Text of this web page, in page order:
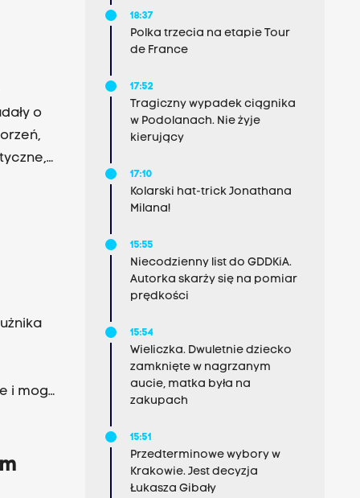
w
o
z
i mogą
diabeł
18:37
Polka trzecia na etapie Tour
de France
17:52
Tragiczny wypadek ciągnika
w Podolanach. Nie żyje
kierujący
17:10
Kolarski hat-trick Jonathana
Milana!
15:55
Niecodzienny list do GDDKiA.
Autorka skarży się na pomiar
prędkości
15:54
Wieliczka. Dwuletnie dziecko
zamknięte w nagrzanym
aucie, matka była na
zakupach
15:51
Przedterminowe wybory w
Krakowie. Jest decyzja
Łukasza Gibały